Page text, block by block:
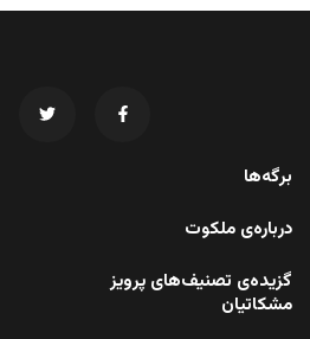
برگه‌ها
درباره‌ی ملکوت
گزیده‌ی تصنیف‌های پرویز
مشکاتیان